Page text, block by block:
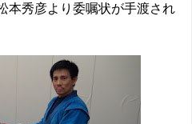
本秀彦より委嘱状が手渡され